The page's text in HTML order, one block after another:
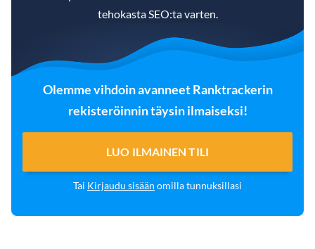
tehokasta SEO:ta varten.
Olemme vihdoin avanneet Ranktrackerin
rekisteröinnin täysin ilmaiseksi!
LUO ILMAINEN TILI
Tai Kirjaudu sisään omilla tunnuksillasi